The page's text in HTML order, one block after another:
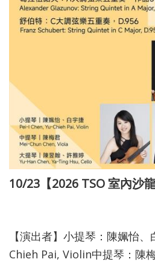
【演出者】小提琴：陳姵怡
Chieh Pai, Violin中提琴：陳